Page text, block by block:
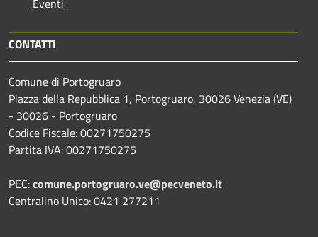
Eventi
CONTATTI
Comune di Portogruaro
Piazza della Repubblica 1, Portogruaro, 30026 Venezia (VE)
- 30026 - Portogruaro
Codice Fiscale: 00271750275
Partita IVA: 00271750275
PEC:comune.portogruaro.ve@pecveneto.it
Centralino Unico: 0421 277211